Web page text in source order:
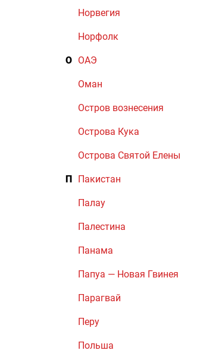
Норвегия
Норфолк
О ОАЭ
Оман
Остров вознесения
Острова Кука
Острова Святой Елены
П Пакистан
Палау
Палестина
Панама
Папуа — Новая Гвинея
Парагвай
Перу
Польша